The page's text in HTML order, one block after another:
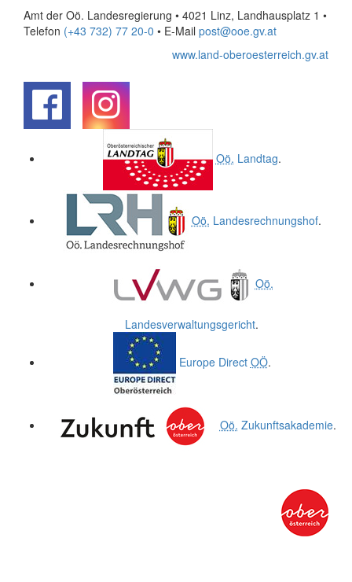
Amt der Oö. Landesregierung • 4021 Linz, Landhausplatz 1 •
Telefon (+43 732) 77 20-0 • E-Mail post@ooe.gv.at
www.land-oberoesterreich.gv.at
Oö. Landtag.
Oö. Landesrechnungshof.
Oö.
Landesverwaltungsgericht.
Europe Direct OÖ.
Oö. Zukunftsakademie.